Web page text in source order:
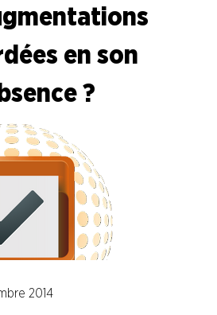
interprofessionels
Nationales
de licenciement et (…)
la justice
du moment ...
en son
?
2014